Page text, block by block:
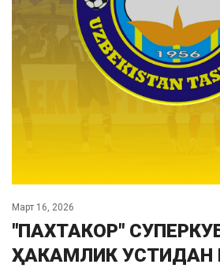
Март 16, 2026
"ПАХТАКОР"
ҲАКАМЛИК УСТИДАН